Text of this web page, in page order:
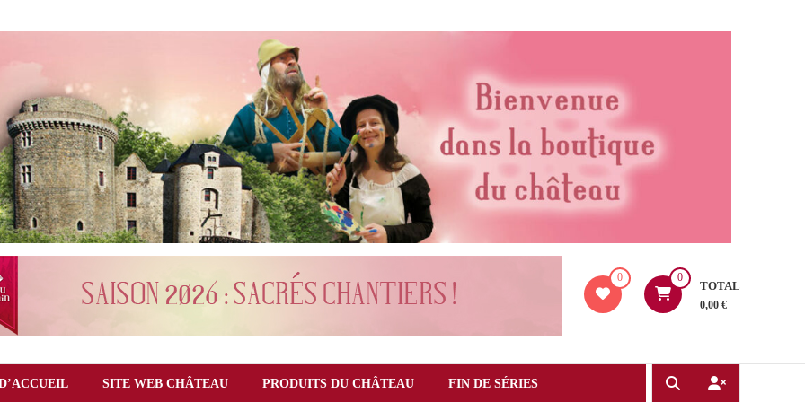
0 0
TOTAL
0,00 €
SITE WEB CHÂTEAU PRODUITS DU CHÂTEAU FIN DE SÉRIES